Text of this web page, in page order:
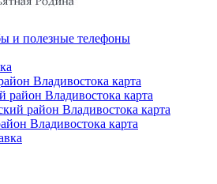
сайт
и полезные телефоны
Владивостока карта
район Владивостока карта
район Владивостока карта
Владивостока карта